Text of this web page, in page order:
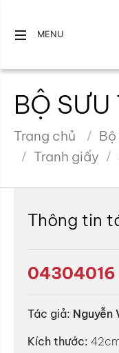
MENU
BỘ SƯU
Trang chủ
Tranh giấy
Thông tin
04304016
Tác giả: Nguyễn
Kích thước: